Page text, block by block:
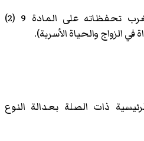
وفي عام 2011، سحب المغرب تحفظاته على المادة 9 (2)
ذات الصلة بعدالة النوع